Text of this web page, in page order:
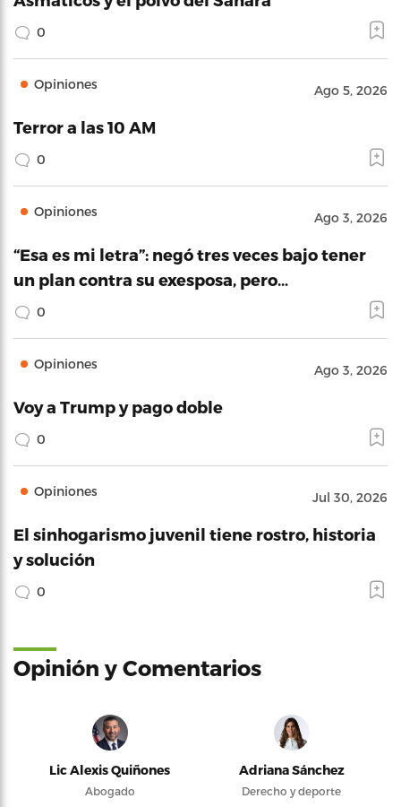
0
Opiniones Ago 5, 2026
Terror a las 10 AM
0
Opiniones Ago 3, 2026
“Esa es mi letra”: negó tres veces bajo tener
un plan contra su exesposa, pero…
0
Opiniones Ago 3, 2026
Voy a Trump y pago doble
0
Opiniones Jul 30, 2026
El sinhogarismo juvenil tiene rostro, historia
y solución
0
Opinión y Comentarios
Lic Alexis Quiñones
Abogado
Adriana Sánchez
Derecho y deporte